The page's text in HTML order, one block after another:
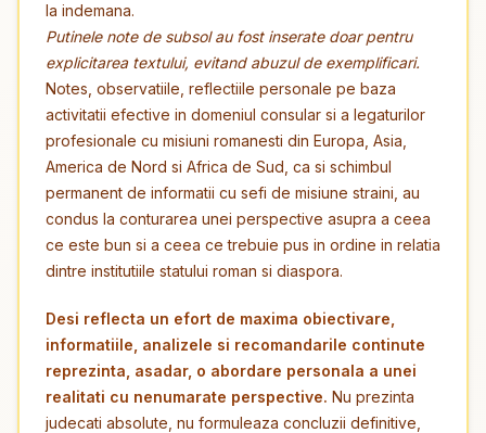
la indemana.
Putinele note de subsol au fost inserate doar pentru
explicitarea textului, evitand abuzul de exemplificari.
Notes, observatiile, reflectiile personale pe baza
activitatii efective in domeniul consular si a legaturilor
profesionale cu misiuni romanesti din Europa, Asia,
America de Nord si Africa de Sud, ca si schimbul
permanent de informatii cu sefi de misiune straini, au
condus la conturarea unei perspective asupra a ceea
ce este bun si a ceea ce trebuie pus in ordine in relatia
dintre institutiile statului roman si diaspora.
Desi reflecta un efort de maxima obiectivare,
informatiile, analizele si recomandarile continute
reprezinta, asadar, o abordare personala a unei
realitati cu nenumarate perspective. Nu prezinta
judecati absolute, nu formuleaza concluzii definitive,